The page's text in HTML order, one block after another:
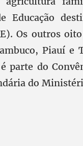
Educação
Os outros
Piauí e
parte do
do